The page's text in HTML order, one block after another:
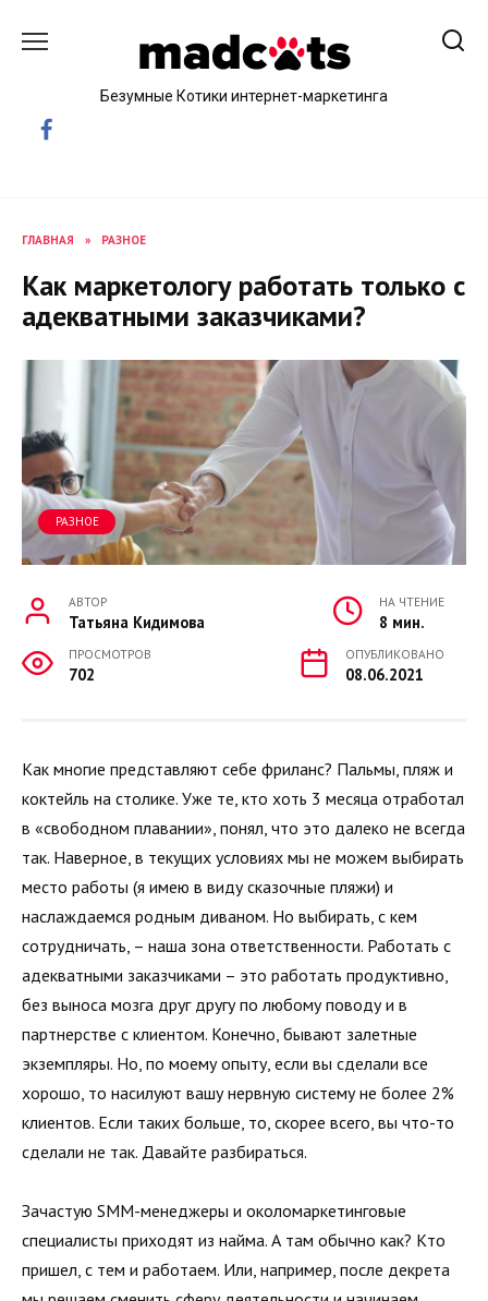
Безумные Котики интернет-маркетинга
ГЛАВНАЯ » РАЗНОЕ
Как маркетологу работать только с
адекватными заказчиками?
РАЗНОЕ
АВТОР
Татьяна Кидимова
НА ЧТЕНИЕ
8 мин.
ПРОСМОТРОВ
702
ОПУБЛИКОВАНО
08.06.2021
Как многие представляют себе фриланс? Пальмы, пляж и
коктейль на столике. Уже те, кто хоть 3 месяца отработал
в «свободном плавании», понял, что это далеко не всегда
так. Наверное, в текущих условиях мы не можем выбирать
место работы (я имею в виду сказочные пляжи) и
наслаждаемся родным диваном. Но выбирать, с кем
сотрудничать, – наша зона ответственности. Работать с
адекватными заказчиками – это работать продуктивно,
без выноса мозга друг другу по любому поводу и в
партнерстве с клиентом. Конечно, бывают залетные
экземпляры. Но, по моему опыту, если вы сделали все
хорошо, то насилуют вашу нервную систему не более 2%
клиентов. Если таких больше, то, скорее всего, вы что-то
сделали не так. Давайте разбираться.
Зачастую SMM-менеджеры и околомаркетинговые
специалисты приходят из найма. А там обычно как? Кто
пришел, с тем и работаем. Или, например, после декрета